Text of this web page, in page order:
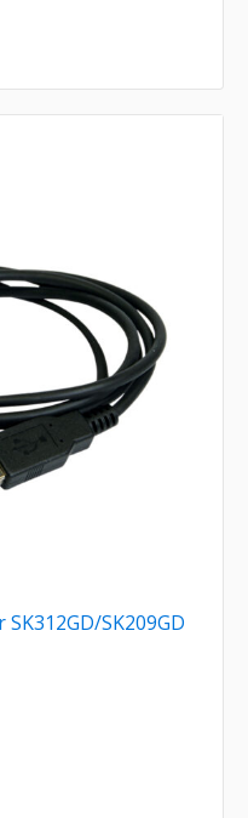
SK209GD